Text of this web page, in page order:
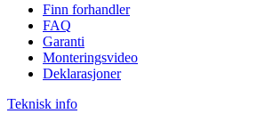
Finn forhandler
FAQ
Garanti
Monteringsvideo
Deklarasjoner
Teknisk info